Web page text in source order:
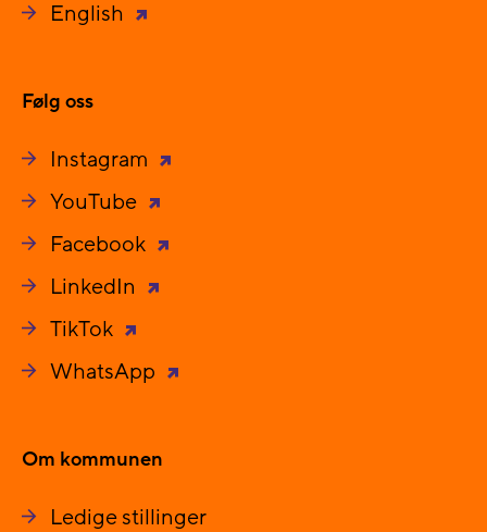
English
Følg oss
Instagram
YouTube
Facebook
LinkedIn
TikTok
WhatsApp
Om kommunen
Ledige stillinger